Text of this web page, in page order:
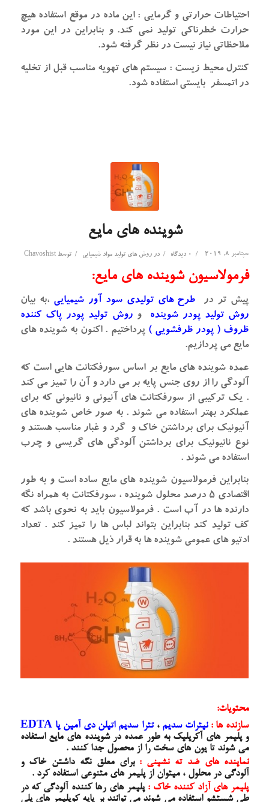
احتیاطات حرارتی و گرمایی : این ماده در موقع استفاده هیچ
حرارت خطرناکی تولید نمی کند. و بنابراین در این مورد
ملاحظاتی نیاز نیست در نظر گرفته شود.
کنترل محیط زیست : سیستم های تهویه مناسب قبل از تخلیه
در اتمسفر بایستی استفاده شود.
شوینده های مایع
سپتامبر 8, 2019 / 0 دیدگاه / در روش های تولید مواد شیمیایی / توسط Chavoshist
فرمولاسیون شوینده های مایع:
پیش تر در طرح های تولیدی سود آور شیمیایی ،به بیان
روش تولید پودر شوینده وروش تولید پودر پاک کننده
ظروف ( پودر ظرفشویی ) پرداختیم . اکنون به شوینده های
مایع می پردازیم.
عمده شوینده های مایع بر اساس سورفکتانت هایی است که
آلودگی را از روی جنس پایه بر می دارد و آن را تمیز می کند
. یک ترکیبی از سورفکتانت های آنیونی و نانیونی که برای
عملکرد بهتر استفاده می شوند . به صور خاص شوینده های
آنیونیک برای برداشتن خاک و گرد و غبار مناسب هستند و
نوع نانیونیک برای برداشتن آلودگی های گریسی و چرب
استفاده می شوند .
بنابراین فرمولاسیون شوینده های مایع ساده است و به طور
اقتصادی ۵ درصد محلول شوینده ، سورفکتانت به همراه نگه
دارنده ها در آب است . فرمولاسیون باید به نحوی باشد که
کف تولید کند بنابراین بتواند لباس ها را تمیز کند . تعداد
ادتیو های عمومی شوینده ها به قرار ذیل هستند .
محتویات:
سازنده ها : نیترات سدیم ،تترا سدیم اتیلن دی آمین یا EDTA
و پلیمر های آکریلیک به طور عمده در شوینده های مایع استفاده
می شوند تا یون های سخت را از محصول جدا کنند .
نماینده های ضد ته نشینی : برای معلق نگه داشتن خاک و
آلودگی در محلول ، میتوان از پلیمر های متنوعی استفاده کرد .
پلیمر های آزاد کننده خاک : پلیمر های رها کننده آلودگی که در
طی شستشو استفاده می شوند می توانند بر پایه کوپلیمر های پلی